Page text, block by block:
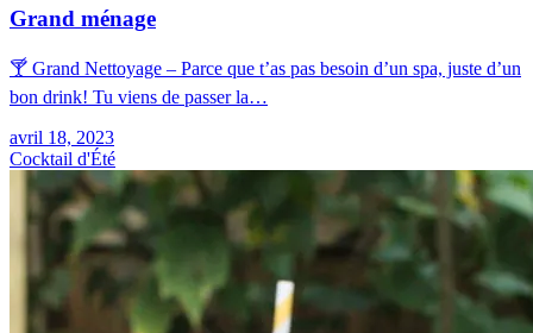
Grand ménage
🍸 Grand Nettoyage – Parce que t’as pas besoin d’un spa, juste d’un
bon drink! Tu viens de passer la…
avril 18, 2023
Cocktail d'Été